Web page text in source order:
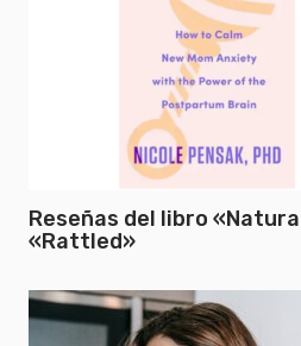
Reseñas del libro
«Rattled»